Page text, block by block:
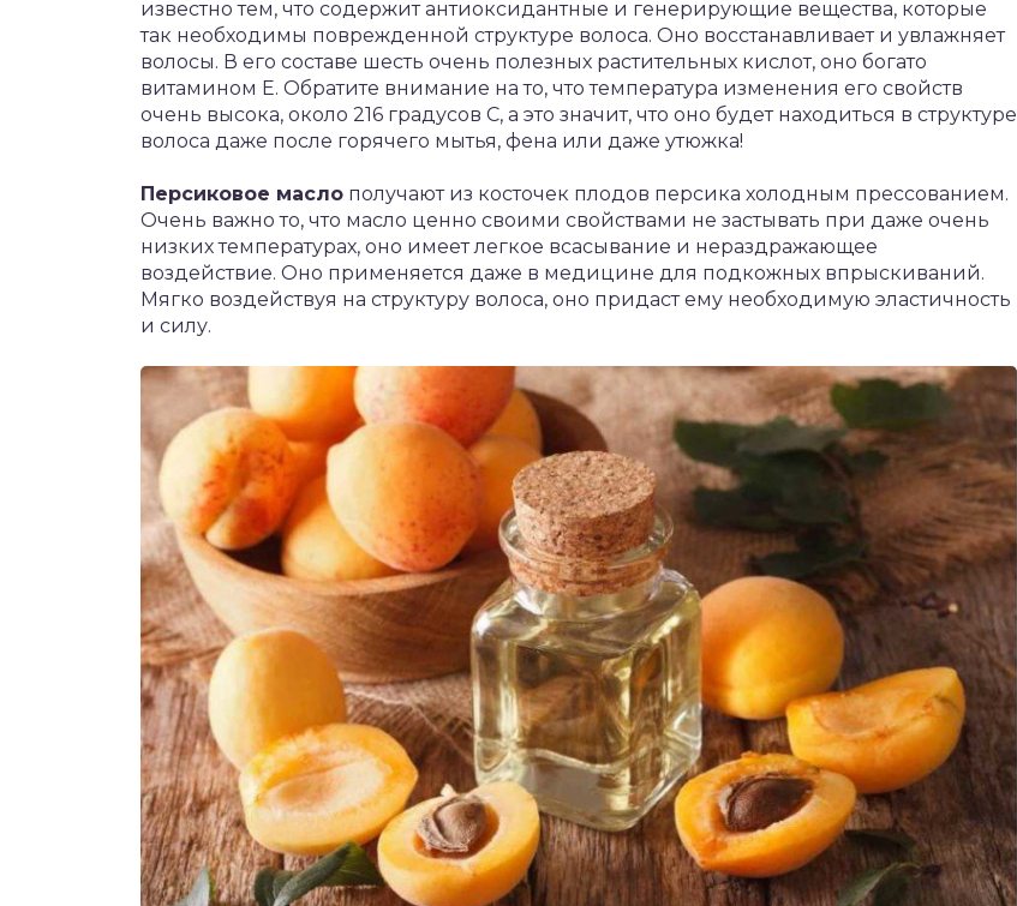
известно тем, что содержит антиоксидантные и генерирующие вещества, которые
так необходимы поврежденной структуре волоса. Оно восстанавливает и увлажняет
волосы. В его составе шесть очень полезных растительных кислот, оно богато
витамином Е. Обратите внимание на то, что температура изменения его свойств
очень высока, около 216 градусов С, а это значит, что оно будет находиться в структуре
волоса даже после горячего мытья, фена или даже утюжка!
Персиковое масло получают из косточек плодов персика холодным прессованием.
Очень важно то, что масло ценно своими свойствами не застывать при даже очень
низких температурах, оно имеет легкое всасывание и нераздражающее
воздействие. Оно применяется даже в медицине для подкожных впрыскиваний.
Мягко воздействуя на структуру волоса, оно придаст ему необходимую эластичность
и силу.